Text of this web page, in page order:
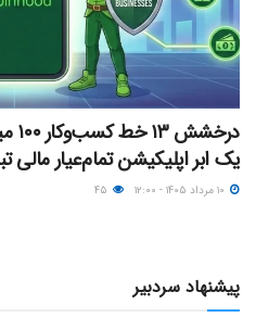
یک ابر اپلیکیشن تمام‌عیار مالی
پیشنهاد سردبیر